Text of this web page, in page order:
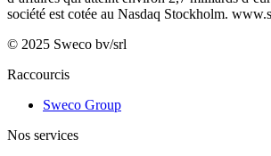
société est cotée au Nasdaq Stockholm.
© 2025 Sweco bv/srl
Raccourcis
Sweco Group
Nos services